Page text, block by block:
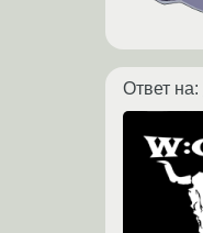
Ответ на: